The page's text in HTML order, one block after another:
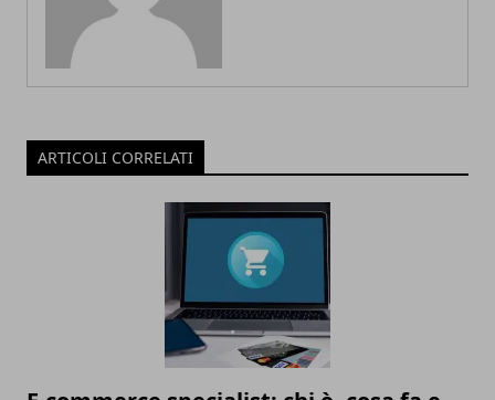
ARTICOLI CORRELATI